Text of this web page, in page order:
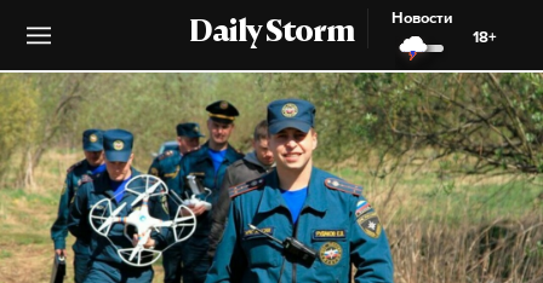
Daily Storm
Новости
18+